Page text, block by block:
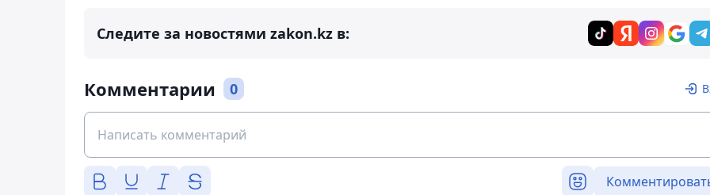
Следите за новостями zakon.kz в:
Комментарии 0